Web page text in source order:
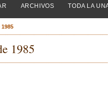
ARCHIVOS TODA LA
1985